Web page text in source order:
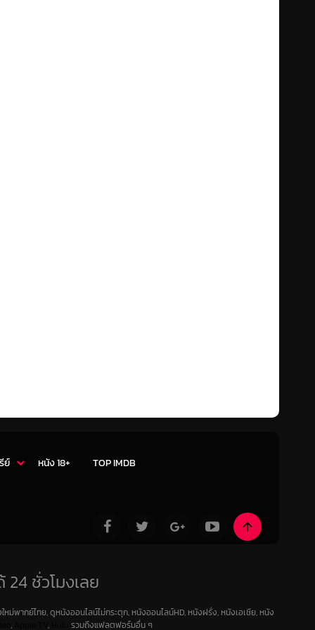
ย์ หนัง 18+ TOP IMDB
ชั่วโมงเลย
พากย์ไทย, ดูหนังออนไลน์ไม่กระตุก, หนังออนไลน์HD, หนังฝรั่ง, หนังเอเชีย, หนัง
, , รวมถึงแฟลตฟอร์มอื่น ๆ